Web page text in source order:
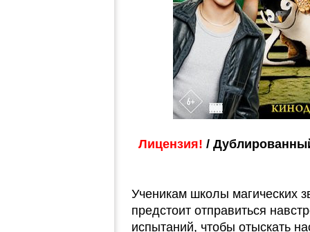
Лицензия! /
Ученикам школы магических
предстоит отправиться
испытаний, чтобы отыскать